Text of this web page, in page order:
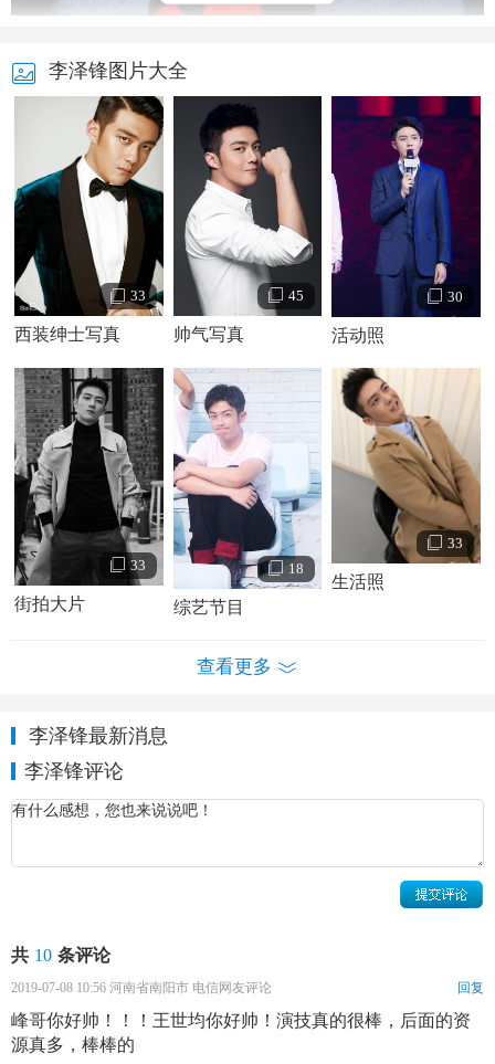
李泽
锋个人资料简介 李泽锋写真照
李泽锋演艺经历：
李泽锋图片大全
33
西装绅士写真
45
帅气写真
30
活动照
33
街拍大片
18
综艺节目
33
生活照
查看更多
李泽锋最新消息
李泽锋评论
共 10 条评论
2019-07-08 10:56 河南省南阳市 电信网友评论 回复
峰哥你好帅！！！王世均你好帅！演技真的很棒，后面的资
源真多，棒棒的